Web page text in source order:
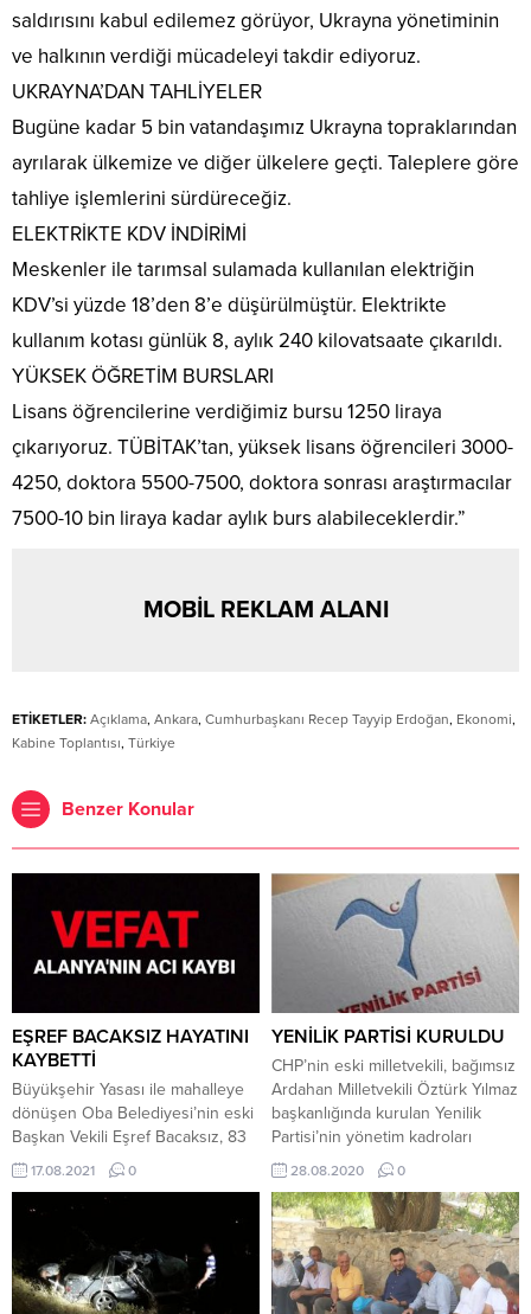
saldırısını kabul edilemez görüyor, Ukrayna yönetiminin
ve halkının verdiği mücadeleyi takdir ediyoruz.
UKRAYNA’DAN TAHLİYELER
Bugüne kadar 5 bin vatandaşımız Ukrayna topraklarından
ayrılarak ülkemize ve diğer ülkelere geçti. Taleplere göre
tahliye işlemlerini sürdüreceğiz.
ELEKTRİKTE KDV İNDİRİMİ
Meskenler ile tarımsal sulamada kullanılan elektriğin
KDV’si yüzde 18’den 8’e düşürülmüştür. Elektrikte
kullanım kotası günlük 8, aylık 240 kilovatsaate çıkarıldı.
YÜKSEK ÖĞRETİM BURSLARI
Lisans öğrencilerine verdiğimiz bursu 1250 liraya
çıkarıyoruz. TÜBİTAK’tan, yüksek lisans öğrencileri 3000-
4250, doktora 5500-7500, doktora sonrası araştırmacılar
7500-10 bin liraya kadar aylık burs alabileceklerdir.”
MOBİL REKLAM ALANI
ETİKETLER: Açıklama, Ankara, Cumhurbaşkanı Recep Tayyip Erdoğan, Ekonomi,
Kabine Toplantısı, Türkiye
Benzer Konular
EŞREF BACAKSIZ HAYATINI
KAYBETTİ
Büyükşehir Yasası ile mahalleye
dönüşen Oba Belediyesi’nin eski
Başkan Vekili Eşref Bacaksız, 83
yaşında hayatını kaybetti.
Alanya Toptancı Hali’nin kurucu
esnaflarından olan Eşref Bacaksız
nedeniyle yaşamını yitirdi. Eşref
Bacaksız, bir dönem eski Oba
Belediyesi’nde Başkan Vekilliği
17.08.2021 0
YENİLİK PARTİSİ KURULDU
CHP’nin eski milletvekili, bağımsız
Ardahan Milletvekili Öztürk Yılmaz
başkanlığında kurulan Yenilik
Partisi’nin yönetim kadroları
belirlendi. Yenilik Partisinden
yapılan açıklamada, Parti
Sözcülüğüne Kemal
Abdullahoğlu’nun getirildiği,
MYK’da 23 kişinin görev aldığı
kaydedildi.
28.08.2020 0